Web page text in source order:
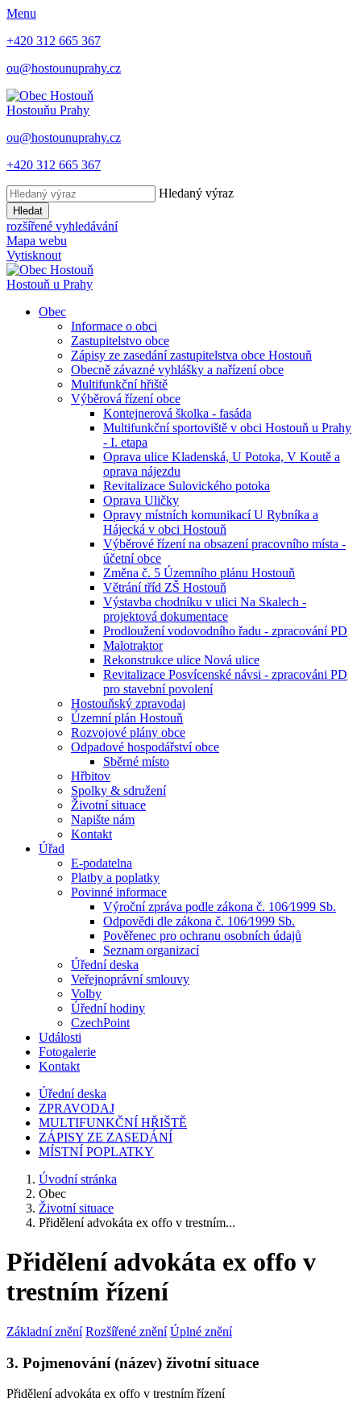
Menu
+420 312 665 367
ou@hostounuprahy.cz
Hostouňu Prahy
ou@hostounuprahy.cz
+420 312 665 367
Hledaný výraz
Hledat
rozšířené vyhledávání
Mapa webu
Vytisknout
Hostouň u Prahy
Obec
Informace o obci
Zastupitelstvo obce
Zápisy ze zasedání zastupitelstva obce Hostouň
Obecně závazné vyhlášky a nařízení obce
Multifunkční hřiště
Výběrová řízení obce
Kontejnerová školka - fasáda
Multifunkční sportoviště v obci Hostouň u Prahy
- I. etapa
Oprava ulice Kladenská, U Potoka, V Koutě a
oprava nájezdu
Revitalizace Sulovického potoka
Oprava Uličky
Opravy místních komunikací U Rybníka a
Hájecká v obci Hostouň
Výběrové řízení na obsazení pracovního místa -
účetní obce
Změna č. 5 Územního plánu Hostouň
Větrání tříd ZŠ Hostouň
Výstavba chodníku v ulici Na Skalech -
projektová dokumentace
Prodloužení vodovodního řadu - zpracování PD
Malotraktor
Rekonstrukce ulice Nová ulice
Revitalizace Posvícenské návsi - zpracováni PD
pro stavební povolení
Hostouňský zpravodaj
Územní plán Hostouň
Rozvojové plány obce
Odpadové hospodářství obce
Sběrné místo
Hřbitov
Spolky & sdružení
Životní situace
Napište nám
Kontakt
Úřad
E-podatelna
Platby a poplatky
Povinné informace
Výroční zpráva podle zákona č. 106⁄1999 Sb.
Odpovědi dle zákona č. 106⁄1999 Sb.
Pověřenec pro ochranu osobních údajů
Seznam organizací
Úřední deska
Veřejnoprávní smlouvy
Volby
Úřední hodiny
CzechPoint
Události
Fotogalerie
Kontakt
Úřední deska
ZPRAVODAJ
MULTIFUNKČNÍ HŘIŠTĚ
ZÁPISY ZE ZASEDÁNÍ
MÍSTNÍ POPLATKY
Úvodní stránka
Obec
Životní situace
Přidělení advokáta ex offo v trestním...
Přidělení advokáta ex offo v
trestním řízení
Základní znění Rozšířené znění Úplné znění
3. Pojmenování (název) životní situace
Přidělení advokáta ex offo v trestním řízení